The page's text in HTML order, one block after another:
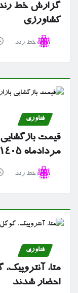
کشاورزی
خط رند
فناوری
مردادماه ۱۴۰۵
خط رند
فناوری
متا،
احضار شدند